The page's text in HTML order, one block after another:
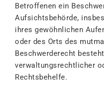
Betroffenen ein
Aufsichtsbehörde,
ihres gewöhnlichen
oder des Orts des
Beschwerderecht
verwaltungsrechtlicher
Rechtsbehelfe.